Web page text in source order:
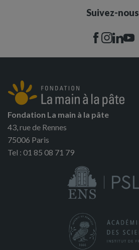
Suivez-nous
Fondation La main à la pâte
43, rue de Rennes
75006 Paris
Tel : 01 85 08 71 79